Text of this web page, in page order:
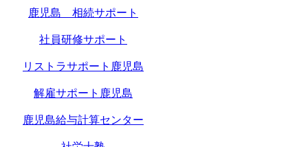
鹿児島 相続サポート
社員研修サポート
リストラサポート鹿児島
解雇サポート鹿児島
鹿児島給与計算センター